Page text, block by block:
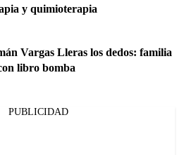
y quimioterapia
Vargas Lleras los dedos: familia
libro bomba
PUBLICIDAD